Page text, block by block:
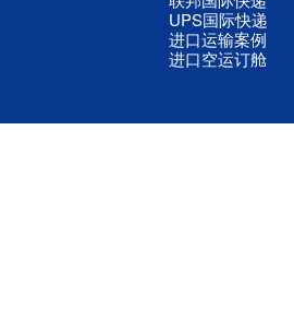
UPS国际快递
进口运输案例
进口空运订舱